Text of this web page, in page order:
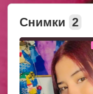
Снимки 2